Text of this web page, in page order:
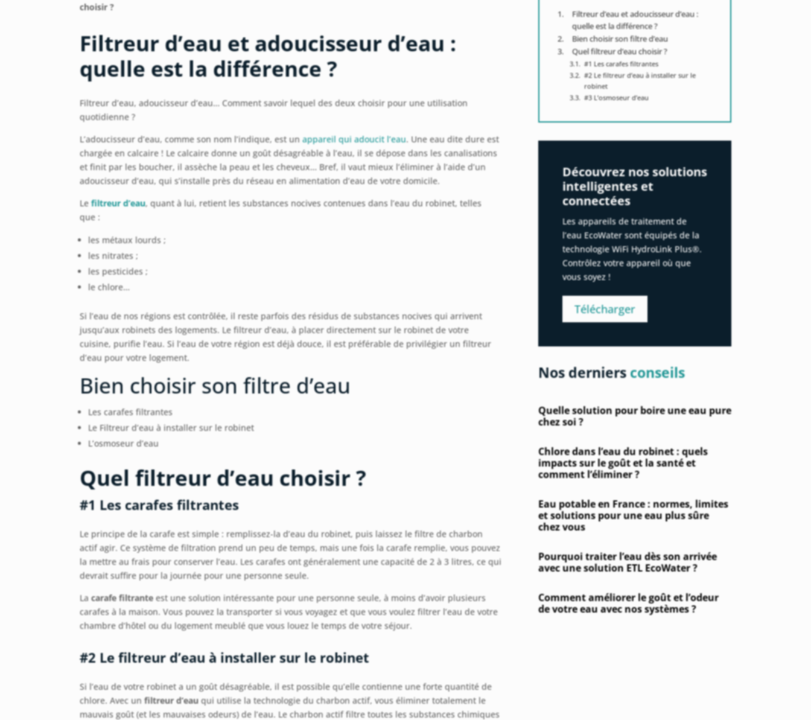
choisir ?
Filtreur d’eau et adoucisseur d’eau :
quelle est la différence ?
Filtreur d’eau, adoucisseur d’eau… Comment savoir lequel des deux choisir pour une utilisation
quotidienne ?
L’adoucisseur d’eau, comme son nom l’indique, est unappareil qui adoucit l’eau. Une eau dite dure est
chargée en calcaire ! Le calcaire donne un goût désagréable à l’eau, il se dépose dans les canalisations
et finit par les boucher, il assèche la peau et les cheveux… Bref, il vaut mieux l’éliminer à l’aide d’un
adoucisseur d’eau, qui s’installe près du réseau en alimentation d’eau de votre domicile.
Lefiltreur d’eau, quant à lui, retient les substances nocives contenues dans l’eau du robinet, telles
que :
les métaux lourds ;
les nitrates ;
les pesticides ;
le chlore…
Si l’eau de nos régions est contrôlée, il reste parfois des résidus de substances nocives qui arrivent
jusqu’aux robinets des logements. Le filtreur d’eau, à placer directement sur le robinet de votre
cuisine, purifie l’eau. Si l’eau de votre région est déjà douce, il est préférable de privilégier un filtreur
d’eau pour votre logement.
Bien choisir son filtre d’eau
Les carafes filtrantes
Le Filtreur d’eau à installer sur le robinet
L’osmoseur d’eau
Quel filtreur d’eau choisir ?
#1 Les carafes filtrantes
Le principe de la carafe est simple : remplissez-la d’eau du robinet, puis laissez le filtre de charbon
actif agir. Ce système de filtration prend un peu de temps, mais une fois la carafe remplie, vous pouvez
la mettre au frais pour conserver l’eau. Les carafes ont généralement une capacité de 2 à 3 litres, ce qui
devrait suffire pour la journée pour une personne seule.
La carafe filtranteest une solution intéressante pour une personne seule, à moins d’avoir plusieurs
carafes à la maison. Vous pouvez la transporter si vous voyagez et que vous voulez filtrer l’eau de votre
chambre d’hôtel ou du logement meublé que vous louez le temps de votre séjour.
#2 Le filtreur d’eau à installer sur le robinet
Si l’eau de votre robinet a un goût désagréable, il est possible qu’elle contienne une forte quantité de
chlore. Avec un filtreur d’eau qui utilise la technologie du charbon actif, vous éliminer totalement le
mauvais goût (et les mauvaises odeurs) de l’eau. Le charbon actif filtre toutes les substances chimiques
Filtreur d’eau et adoucisseur d’eau :
quelle est la différence ?
Bien choisir son filtre d’eau
Quel filtreur d’eau choisir ?
#1 Les carafes filtrantes
#2 Le filtreur d’eau à installer sur le
robinet
#3 L’osmoseur d’eau
Découvrez nos solutions
intelligentes et
connectées
Les appareils de traitement de
l’eau EcoWater sont équipés de la
technologie WiFi HydroLink Plus®.
Contrôlez votre appareil où que
vous soyez !
Télécharger
Nos derniers conseils
Quelle solution pour boire une eau pure
chez soi ?
Chlore dans l’eau du robinet : quels
impacts sur le goût et la santé et
comment l’éliminer ?
Eau potable en France : normes, limites
et solutions pour une eau plus sûre
chez vous
Pourquoi traiter l’eau dès son arrivée
avec une solution ETL EcoWater ?
Comment améliorer le goût et l’odeur
de votre eau avec nos systèmes ?